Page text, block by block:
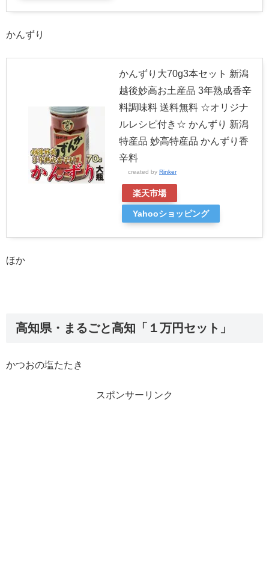
かんずり
かんずり大70g3本セット 新潟
越後妙高お土産品 3年熟成香辛
料調味料 送料無料 ☆オリジナ
ルレシピ付き☆ かんずり 新潟
特産品 妙高特産品 かんずり香
辛料
created by Rinker
楽天市場
Yahooショッピング
ほか
高知県・まるごと高知「１万円セット」
かつおの塩たたき
スポンサーリンク